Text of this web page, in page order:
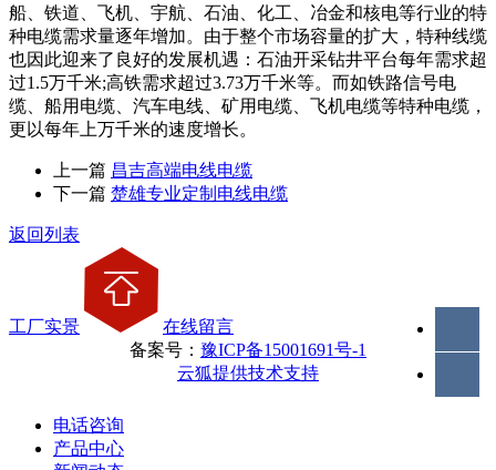
船、铁道、飞机、宇航、石油、化工、冶金和核电等行业的特
种电缆需求量逐年增加。由于整个市场容量的扩大，特种线缆
也因此迎来了良好的发展机遇：石油开采钻井平台每年需求超
过1.5万千米;高铁需求超过3.73万千米等。而如铁路信号电
缆、船用电缆、汽车电线、矿用电缆、飞机电缆等特种电缆，
更以每年上万千米的速度增长。
上一篇 昌吉高端电线电缆
下一篇 楚雄专业定制电线电缆
返回列表
工厂实景
在线留言
备案号： 豫ICP备15001691号-1
云狐提供技术支持
电话咨询
产品中心